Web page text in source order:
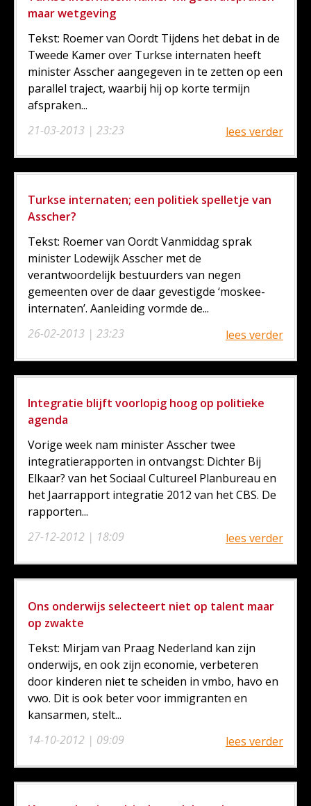
maar wetgeving
21-03-2013 | 23:23
Tekst: Roemer van Oordt Tijdens het debat in de
Tweede Kamer over Turkse internaten heeft
minister Asscher aangegeven in te zetten op een
parallel traject, waarbij hij op korte termijn
afspraken...
lees verder
Turkse internaten; een politiek spelletje van
Asscher?
26-02-2013 | 23:23
Tekst: Roemer van Oordt Vanmiddag sprak
minister Lodewijk Asscher met de
verantwoordelijk bestuurders van negen
gemeenten over de daar gevestigde ‘moskee-
internaten’. Aanleiding vormde de...
lees verder
Integratie blijft voorlopig hoog op politieke
agenda
27-12-2012 | 18:09
Vorige week nam minister Asscher twee
integratierapporten in ontvangst: Dichter Bij
Elkaar? van het Sociaal Cultureel Planbureau en
het Jaarrapport integratie 2012 van het CBS. De
rapporten...
lees verder
Ons onderwijs selecteert niet op talent maar
op zwakte
14-10-2012 | 09:09
Tekst: Mirjam van Praag Nederland kan zijn
onderwijs, en ook zijn economie, verbeteren
door kinderen niet te scheiden in vmbo, havo en
vwo. Dit is ook beter voor immigranten en
kansarmen, stelt...
lees verder